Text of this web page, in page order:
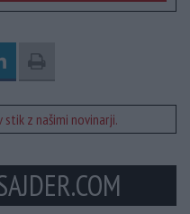
z našimi novinarji.